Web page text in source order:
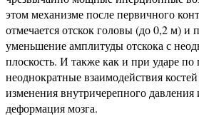
этом механизме после первичного
отмечается отскок головы (до 0,2 м) и
уменьшение амплитуды отскока с
плоскость. И также как и при ударе по
неоднократные взаимодействия
изменения внутричерепного
деформация мозга.